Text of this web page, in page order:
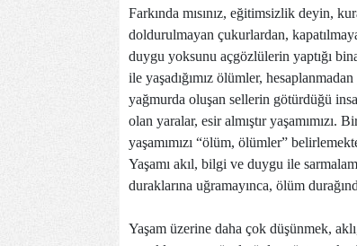
Farkında mısınız, eğitimsizlik deyin,
doldurulmayan çukurlardan,
duygu yoksunu açgözlülerin yaptığı
ile yaşadığımız ölümler,
yağmurda oluşan sellerin götürdüğü
olan yaralar, esir almıştır yaşamımızı.
yaşamımızı “ölüm, ölümler”
Yaşamı akıl, bilgi ve duygu ile
duraklarına uğramayınca, ölüm
Yaşam üzerine daha çok düşünmek,